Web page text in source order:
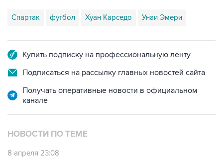
Спартак футбол Хуан Карседо Унаи Эмери
Купить подписку на профессиональную ленту
Подписаться на рассылку главных новостей сайта
Получать оперативные новости в официальном
канале
НОВОСТИ ПО ТЕМЕ
8 апреля 23:08